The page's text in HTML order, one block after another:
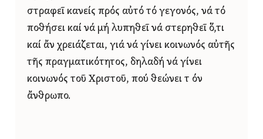
στραφεῖ κανείς πρός αὐτό τό γεγονός, νά τό
ποθήσει καί νά μή λυπηθεῖ νά στερηθεῖ ὅ,τι
καί ἄν χρειάζεται, γιά νά γίνει κοινωνός αὐτῆς
τῆς πραγματικότητος, δηλαδή νά γίνει
κοινωνός τοῦ Χριστοῦ, πού θεώνει τ όν
ἄνθρωπο.